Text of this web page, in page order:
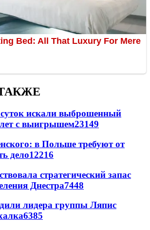
искали выброшенный
с выигрышем23149
в Польше требуют от
дело12216
стратегический запас
Днестра7448
лидера группы Ляпис
6385